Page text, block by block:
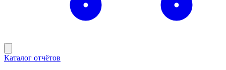
Каталог отчётов